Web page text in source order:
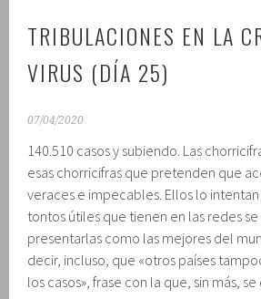
TRIBULACIONES EN LA
VIRUS (DÍA 25)
07/04/2020
140.510 casos y subiendo. Las
esas chorricifras que pretenden que
veraces e impecables. Ellos lo
tontos útiles que tienen en las redes
presentarlas como las mejores del
decir, incluso, que «otros países
los casos», frase con la que, sin más,